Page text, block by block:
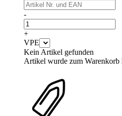
-
+
VPE
Kein Artikel gefunden
Artikel wurde zum Warenkorb